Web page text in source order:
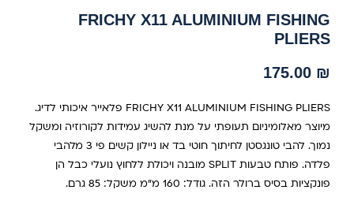
FRICHY X11 ALUMINIUM FISHING
PLIERS
175.00 ₪
FRICHY X11 ALUMINIUM FISHING PLIERS פלאייר איכותי לדיג.
מיוצר מאלומיניום תעופתי על מנת להשיג עמידות לקורוזיה ומשקל
נמוך. להבי טונגסטן לחיתוך חוטי בד או ניילון קשים פי 3 מלהבי
פלדה. פותח טבעות SPLIT מובנה ויכולת ללחוץ נועלי כבל הן
פונקציות בסיס ברולר הזה. גודל: 160 מ"מ משקל: 85 גרם.